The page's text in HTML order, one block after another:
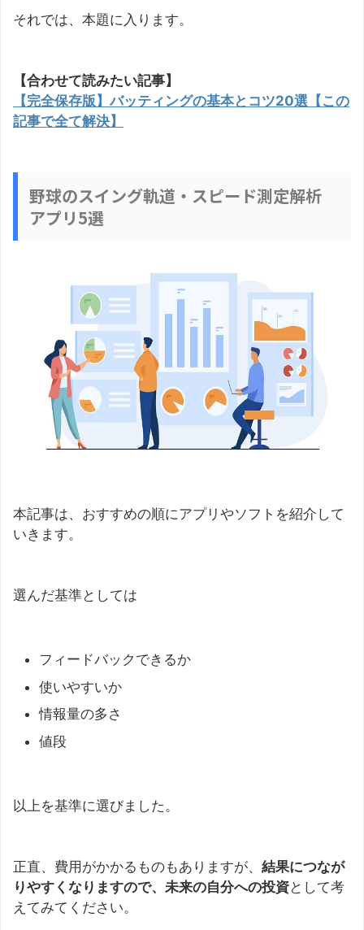
それでは、本題に入ります。
【合わせて読みたい記事】
【完全保存版】バッティングの基本とコツ20選【この
記事で全て解決】
野球のスイング軌道・スピード測定解析
アプリ5選
本記事は、おすすめの順にアプリやソフトを紹介して
いきます。
選んだ基準としては
フィードバックできるか
使いやすいか
情報量の多さ
値段
以上を基準に選びました。
正直、費用がかかるものもありますが、 結果につなが
りやすくなりますので、未来の自分への投資として考
えてみてください。